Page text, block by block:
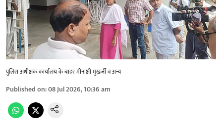
पुलिस अधीक्षक कार्यालय के बाहर मीनाक्षी मुखर्जी व अन्य
Published on:08 Jul 2026, 10:36 am